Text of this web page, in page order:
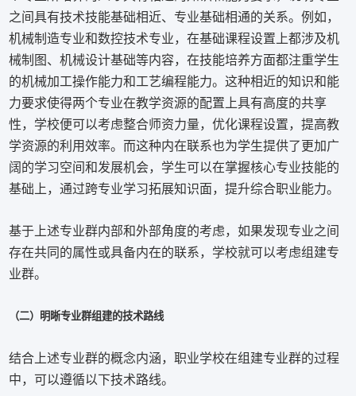
之间具有技术技能基础相近、专业基础相通的关系。例如，
机械制造专业和数控技术专业，在基础课程设置上都涉及机
械制图、机械设计基础等内容，在技能培养方面都注重学生
的机械加工操作能力和工艺编程能力。这种相近的知识和能
力要求使得两个专业在教学资源的配置上具有高度的共享
性，学校便可以考虑整合师资力量，优化课程设置，提高教
学资源的利用效率。而这种内在联系也为学生提供了更加广
阔的学习空间和发展机会，学生可以在掌握核心专业技能的
基础上，通过跨专业学习拓展知识面，提升综合职业能力。
基于上述专业群内部和外部角度的考虑，如果发现专业之间
存在共同的属性或具备内在的联系，学校就可以考虑组建专
业群。
（二）明晰专业群组建的技术路线
结合上述专业群的概念内涵，职业学校在组建专业群的过程
中，可以遵循以下技术路线。